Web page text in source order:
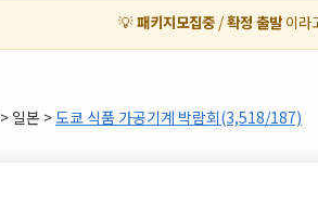
💡패키지모집중/확정 출발이라
> 일본 >도쿄 식품 가공기계 박람회(3,518/187)